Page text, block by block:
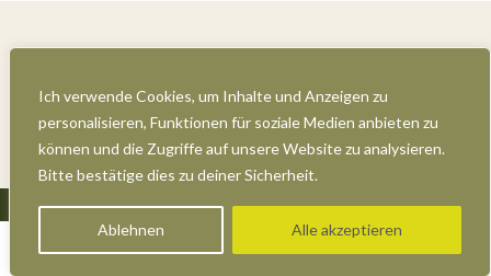
Ich verwende Cookies, um Inhalte und Anzeigen zu
personalisieren, Funktionen für soziale Medien anbieten zu
können und die Zugriffe auf unsere Website zu analysieren.
Bitte bestätige dies zu deiner Sicherheit.
Ablehnen Alle akzeptieren
Impressum